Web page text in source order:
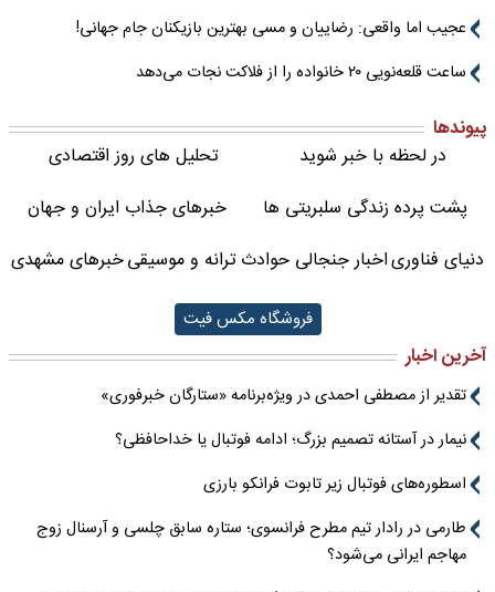
عجیب اما واقعی: رضاییان و مسی بهترین بازیکنان جام جهانی!
ساعت قلعه‌نویی ۲۰ خانواده را از فلاکت نجات می‌دهد
پیوندها
در لحظه با خبر شوید
تحلیل های روز اقتصادی
پشت پرده زندگی سلبریتی ها
خبرهای جذاب ایران و جهان
دنیای فناوریاخبار جنجالی حوادثترانه و موسیقیخبرهای مشهدی
فروشگاه مکس فیت
آخرین اخبار
تقدیر از مصطفی احمدی در ویژه‌برنامه «ستارگان خبرفوری»
نیمار در آستانه تصمیم بزرگ؛ ادامه فوتبال یا خداحافظی؟
اسطوره‌های فوتبال زیر تابوت فرانکو بارزی
طارمی در رادار تیم مطرح فرانسوی؛ ستاره سابق چلسی و آرسنال زوج
مهاجم ایرانی می‌شود؟